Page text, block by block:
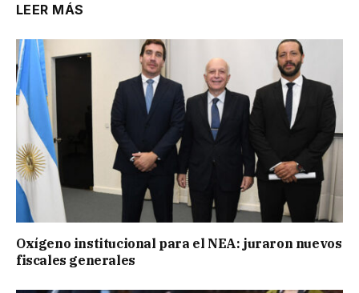
LEER MÁS
Oxígeno institucional para el NEA: juraron nuevos
fiscales generales